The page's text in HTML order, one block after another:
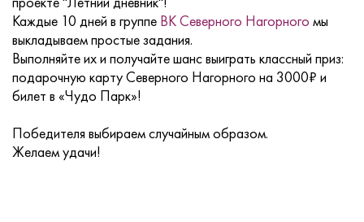
Каждые 10 дней в группе ВК Северного Нагорного мы
выкладываем простые задания.
Выполняйте их и получайте шанс выиграть классный приз:
подарочную карту Северного Нагорного на 3000₽ и
билет в «Чудо Парк»!
Победителя выбираем случайным образом.
Желаем удачи!